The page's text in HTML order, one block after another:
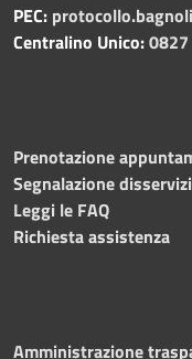
PEC:
Centralino Unico:
Prenotazione
Segnalazione
Leggi le FAQ
Richiesta assistenza
Amministrazione